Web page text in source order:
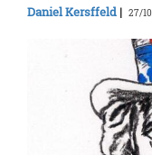
Daniel Kersffeld | 27/